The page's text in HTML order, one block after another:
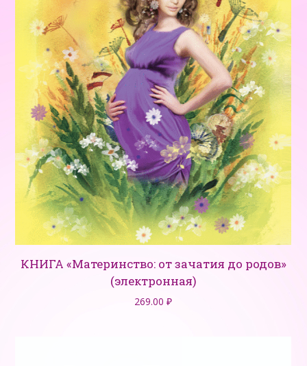
КНИГА «Материнство: от зачатия до родов»
(электронная)
269.00 ₽